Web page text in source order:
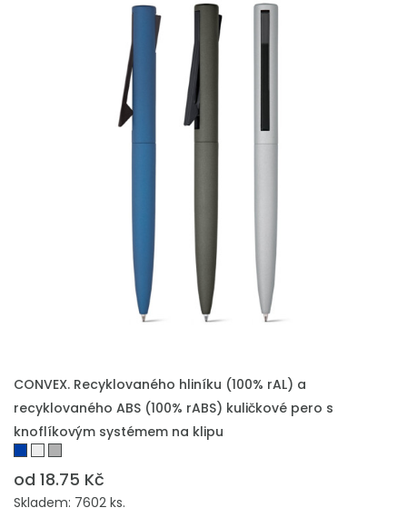
PŘIDAT DO POPTÁVKY
CONVEX. Recyklovaného hliníku (100% rAL) a
recyklovaného ABS (100% rABS) kuličkové pero s
knoflíkovým systémem na klipu
od 18.75 Kč
Skladem: 7602 ks.